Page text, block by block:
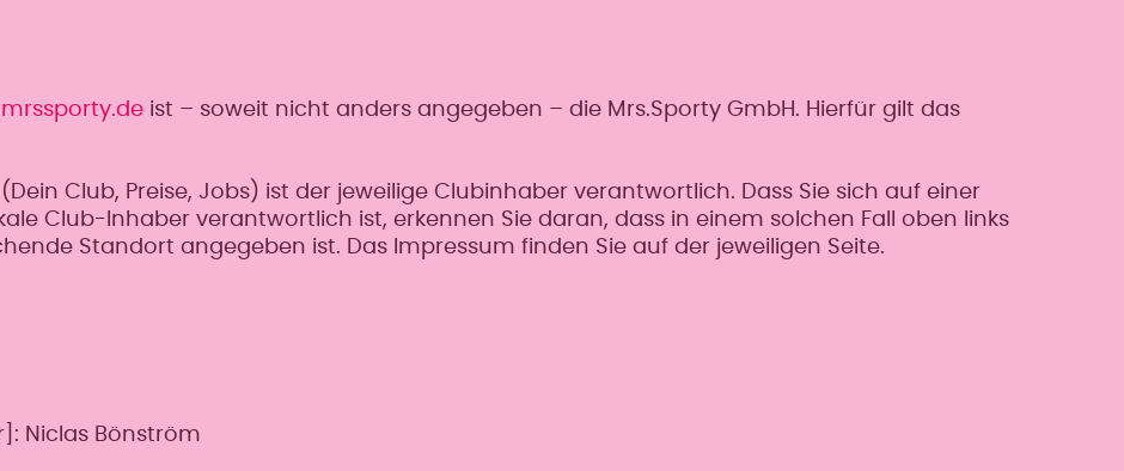
ist – soweit nicht anders angegeben – die Mrs.Sporty GmbH. Hierfür gilt das
Club, Preise, Jobs) ist der jeweilige Clubinhaber verantwortlich. Dass Sie sich auf einer
Club-Inhaber verantwortlich ist, erkennen Sie daran, dass in einem solchen Fall oben links
Standort angegeben ist. Das Impressum finden Sie auf der jeweiligen Seite.
Niclas Bönström